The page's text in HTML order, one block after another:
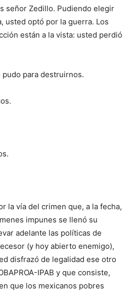
señor Zedillo. Pudiendo elegir
usted optó por la guerra. Los
están a la vista: usted perdió
para destruirnos.
la vía del crimen que, a la fecha,
impunes se llenó su
adelante las políticas de
(y hoy abierto enemigo),
disfrazó de legalidad ese otro
IPAB y que consiste,
que los mexicanos pobres